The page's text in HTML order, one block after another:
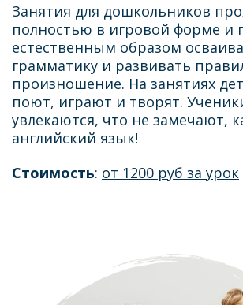
Занятия для дошкольников
полностью в игровой форме и
естественным образом
грамматику и развивать
произношение. На занятиях
поют, играют и творят.
увлекаются, что не замечают,
английский язык!
Стоимость: от 1200 руб за урок